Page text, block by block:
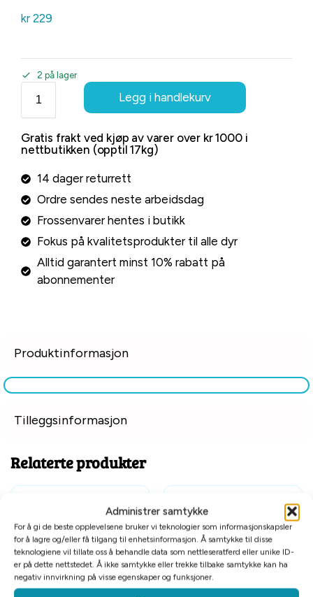
Administrer samtykke
For å gi de beste opplevelsene bruker vi teknologier som informasjonskapsler
for å lagre og/eller få tilgang til enhetsinformasjon. Å samtykke til disse
teknologiene vil tillate oss å behandle data som nettleseratferd eller unike ID-
er på dette nettstedet. Å ikke samtykke eller trekke tilbake samtykke kan ha
negativ innvirkning på visse egenskaper og funksjoner.
kr229
2 på lager
Legg i handlekurv
Gratis frakt ved kjøp av varer over kr 1000 i
nettbutikken (opptil 17kg)
14 dager returrett
Ordre sendes neste arbeidsdag
Frossenvarer hentes i butikk
Fokus på kvalitetsprodukter til alle dyr
Alltid garantert minst 10% rabatt på
abonnementer
Produktinformasjon
Tilleggsinformasjon
Relaterte produkter